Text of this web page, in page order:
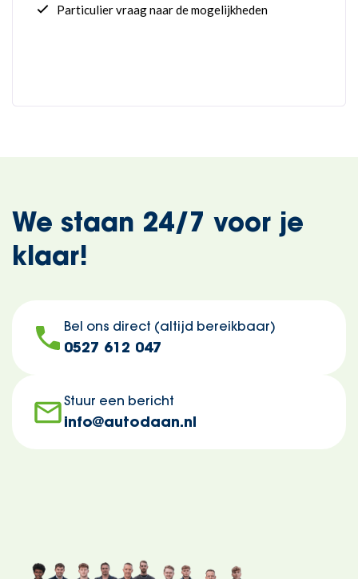
We staan 24/7 voor je
klaar!
Bel ons direct (altijd bereikbaar)
0527 612 047
Stuur een bericht
info@autodaan.nl